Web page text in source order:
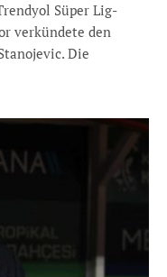
Süper Lig-
verkündete den
Die